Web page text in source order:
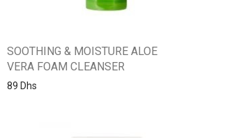
SOOTHING & MOISTURE ALOE
VERA FOAM CLEANSER
89 Dhs